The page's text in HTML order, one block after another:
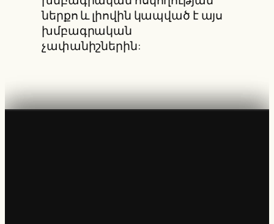
ներքո և լիովին կապված է այս
խմբագրական
չափանիշներին: